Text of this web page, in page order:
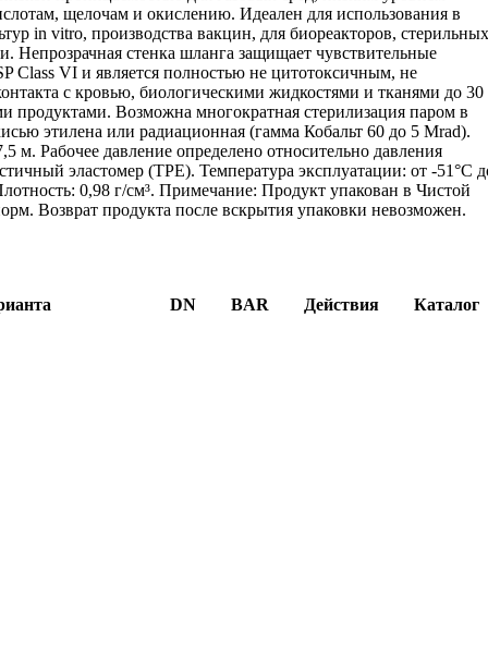
щелочам и окислению. Идеален для использования в
in vitro, производства вакцин, для биореакторов,
Непрозрачная стенка шланга защищает чувствительные
Class VI и является полностью не цитотоксичным, не
с кровью, биологическими жидкостями и тканями до 30
продуктами. Возможна многократная стерилизация паром в
этилена или радиационная (гамма Кобальт 60 до 5 Mrad).
Рабочее давление определено относительно давления
эластомер (TPE). Температура эксплуатации: от -51°C
0,98 г/см³. Примечание: Продукт упакован в Чистой
Возврат продукта после вскрытия упаковки невозможен.
DN BAR Действия Каталог